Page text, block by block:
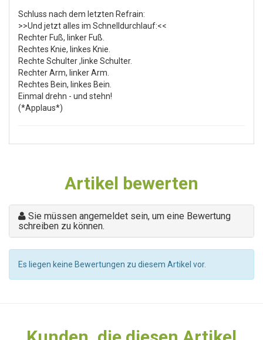
Schluss nach dem letzten Refrain:
>>Und jetzt alles im Schnelldurchlauf:<<
Rechter Fuß, linker Fuß.
Rechtes Knie, linkes Knie.
Rechte Schulter ,linke Schulter.
Rechter Arm, linker Arm.
Rechtes Bein, linkes Bein.
Einmal drehn - und stehn!
(*Applaus*)
Artikel bewerten
Sie müssen angemeldet sein, um eine Bewertung
schreiben zu können.
Es liegen keine Bewertungen zu diesem Artikel vor.